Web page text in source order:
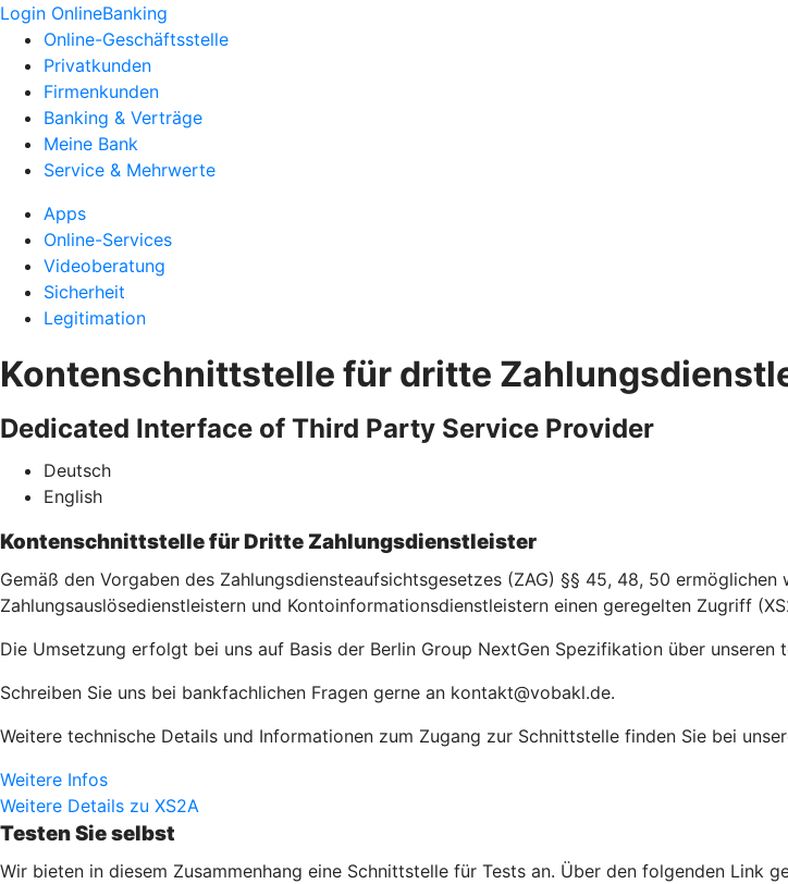
Login OnlineBanking
Online-Geschäftsstelle
Privatkunden
Firmenkunden
Banking & Verträge
Meine Bank
Service & Mehrwerte
Apps
Online-Services
Videoberatung
Sicherheit
Legitimation
Kontenschnittstelle für dritte
Dedicated Interface of Third Party Service Provider
Deutsch
English
Kontenschnittstelle für Dritte Zahlungsdienstleister
Gemäß den Vorgaben des Zahlungsdiensteaufsichtsgesetzes (ZAG) §§ 45, 48, 50
Zahlungsauslösedienstleistern und Kontoinformationsdienstleistern einen geregelten Zugriff
Die Umsetzung erfolgt bei uns auf Basis der Berlin Group NextGen Spezifikation über unseren
Schreiben Sie uns bei bankfachlichen Fragen gerne an kontakt@vobakl.de.
Weitere technische Details und Informationen zum Zugang zur Schnittstelle finden Sie bei
Weitere Infos
Weitere Details zu XS2A
Testen Sie selbst
Wir bieten in diesem Zusammenhang eine Schnittstelle für Tests an. Über den folgenden Link